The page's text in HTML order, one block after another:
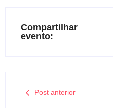
Compartilhar
evento:
Post anterior